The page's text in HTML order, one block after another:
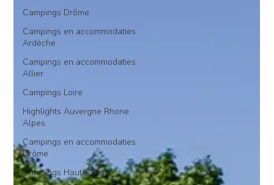
Campings Drôme
Campings en accommodaties
Ardèche
Campings en accommodaties
Allier
Campings Loire
Highlights Auvergne Rhone
Alpes
Campings en accommodaties
Drôme
Campings Haute-Savoie